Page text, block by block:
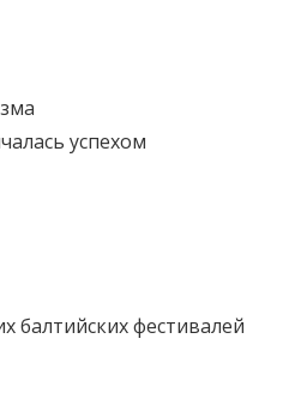
успехом
балтийских фестивалей